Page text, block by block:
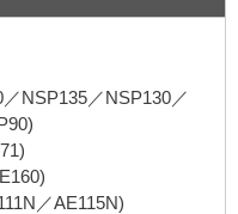
NSP135／NSP130／
／AE115N)